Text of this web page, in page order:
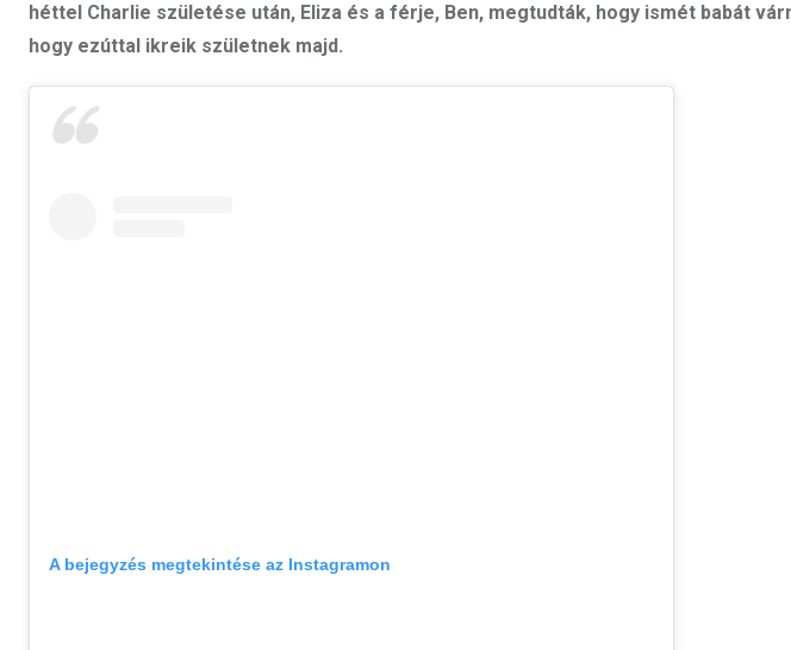
héttel Charlie születése után, Eliza és a férje, Ben, megtudták, hogy ismét babát
hogy ezúttal ikreik születnek majd.
A bejegyzés megtekintése az Instagramon